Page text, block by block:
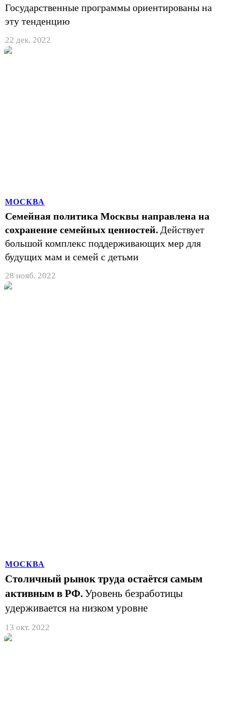
Государственные программы ориентированы на
эту тенденцию
22 дек. 2022
МОСКВА
Семейная политика Москвы направлена на
сохранение семейных ценностей. Действует
большой комплекс поддерживающих мер для
будущих мам и семей с детьми
28 нояб. 2022
МОСКВА
Столичный рынок труда остаётся самым
активным в РФ.Уровень безработицы
удерживается на низком уровне
13 окт. 2022